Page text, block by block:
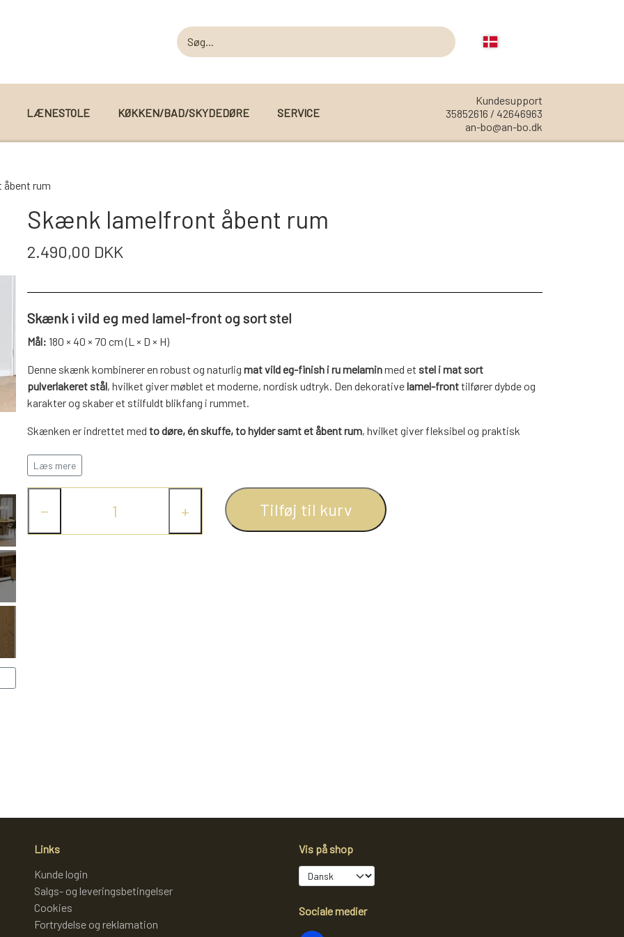
MODUL SOFA DETROIT
MODUL SOFA SEATTLE
REOLER/OPBEVARING
LÆNESTOLE KØKKEN/BAD/SKYDEDØRE SERVICE
Kundesupport
35852616 / 42646963
an-bo@an-bo.dk
rum
Skænk lamelfront åbent rum
2.490,00 DKK
Skænk i vild eg med lamel-front og sort stel
Mål: 180 × 40 × 70 cm (L × D × H)
Denne skænk kombinerer en robust og naturlig mat vild eg-finish i ru melaminmed et stel i mat sort
pulverlakeret stål, hvilket giver møblet et moderne, nordisk udtryk. Den dekorativelamel-fronttilfører dybde og
karakter og skaber et stilfuldt blikfang i rummet.
Skænken er indrettet med to døre, én skuffe, to hylder samt et åbent rum, hvilket giver fleksibel og praktisk
samtidig nem og støjsvag brug.
Et funktionelt og tidløst møbel, der tilfører hjemmet varme, struktur og et moderne industrielt præg uden at gå
på kompromis med nordisk elegance.
Læs mere
− + Tilføj til kurv
Links
Kunde login
Salgs- og leveringsbetingelser
Cookies
Fortrydelse og reklamation
Vis på shop
Sociale medier